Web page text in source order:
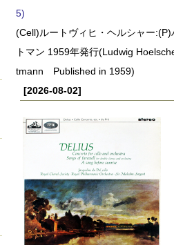
5)
(Cell)ルートヴィヒ・ヘルシャー
トマン 1959年発行(Ludwig
tmann Published in 1959)
[2026-08-02]